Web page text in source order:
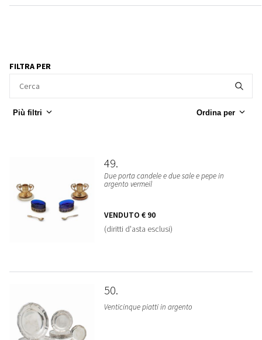
FILTRA PER
Più filtri Ordina per
49
Due porta candele e due sale e pepe in
argento vermeil
VENDUTO € 90
(diritti d'asta esclusi)
50
Venticinque piatti in argento